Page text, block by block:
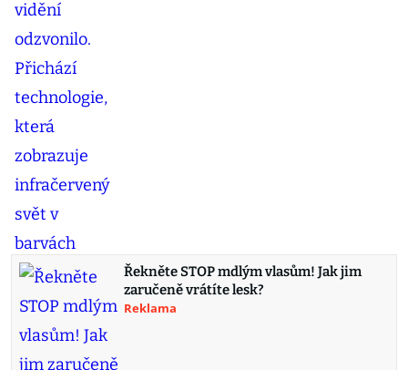
Řekněte STOP mdlým vlasům! Jak jim
zaručeně vrátíte lesk?
Reklama